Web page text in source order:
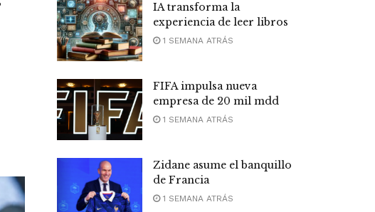
IA transforma la
experiencia de leer libros
1 SEMANA ATRÁS
FIFA impulsa nueva
empresa de 20 mil mdd
1 SEMANA ATRÁS
Zidane asume el banquillo
de Francia
1 SEMANA ATRÁS